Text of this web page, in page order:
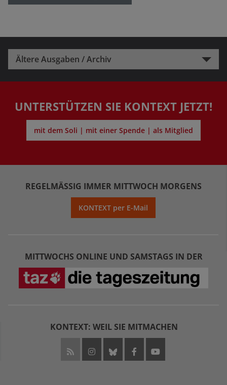
Ältere Ausgaben / Archiv
UNTERSTÜTZEN SIE KONTEXT JETZT!
mit dem Soli | mit einer Spende | als Mitglied
REGELMÄSSIG IMMER MITTWOCH MORGENS
KONTEXT per E-Mail
MITTWOCHS ONLINE UND SAMSTAGS IN DER
KONTEXT: WEIL SIE MITMACHEN